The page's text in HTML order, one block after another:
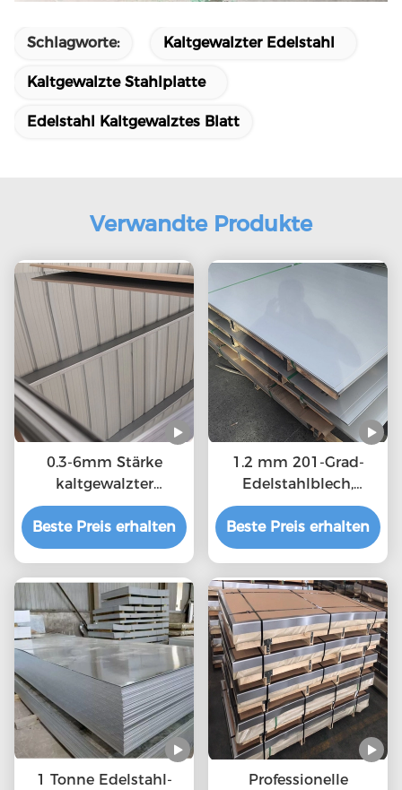
Schlagworte: Kaltgewalzter Edelstahl
Kaltgewalzte Stahlplatte
Edelstahl Kaltgewalztes Blatt
Verwandte Produkte
0.3-6mm Stärke
kaltgewalzter
Edelstahlblech MTC,
ISO-Bescheinigung
Beste Preis erhalten
1.2 mm 201-Grad-
Edelstahlblech,
langlebige
warmgewalzte
Stahlplatte kaufen
Beste Preis erhalten
1 Tonne Edelstahl-
Professionelle